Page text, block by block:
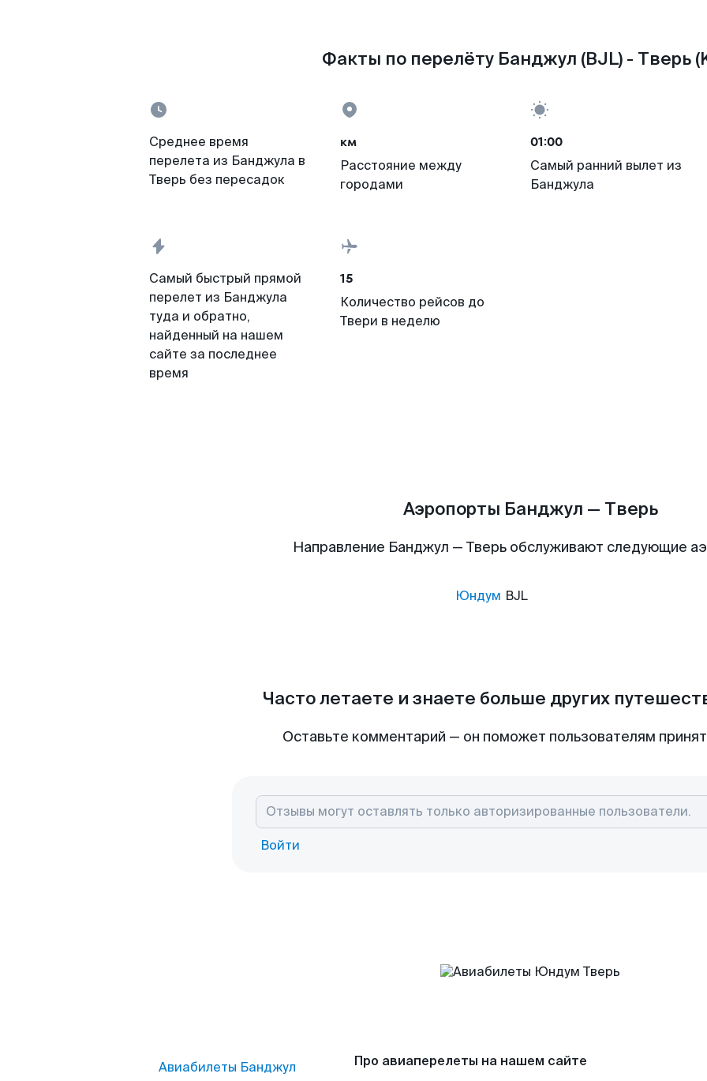
Факты по перелёту Банджул (BJL) - Тверь
Среднее время
перелета из Банджула в
Тверь без пересадок
км
Расстояние между
городами
01:00
Самый ранний вылет из
Банджула
Самый быстрый прямой
перелет из Банджула
туда и обратно,
найденный на нашем
сайте за последнее
время
15
Количество рейсов до
Твери в неделю
Аэропорты Банджул — Тверь
Направление Банджул — Тверь обслуживают следующие
Юндум BJL
Часто летаете и знаете больше других
Оставьте комментарий — он поможет пользователям
Войти
Авиабилеты Банджул
Про авиаперелеты на нашем сайте